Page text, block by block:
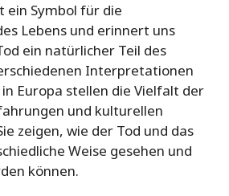
ein Symbol für die
Lebens und erinnert uns
ein natürlicher Teil des
Interpretationen
Europa stellen die Vielfalt der
und kulturellen
zeigen, wie der Tod und das
Weise gesehen und
können.